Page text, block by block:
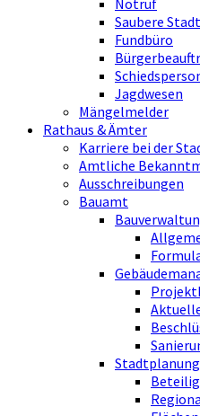
Saubere Stadt
Fundbüro
Jagdwesen
Mängelmelder
Rathaus & Ämter
Karriere bei der
Amtliche
Ausschreibungen
Bauamt
Stadtplanung